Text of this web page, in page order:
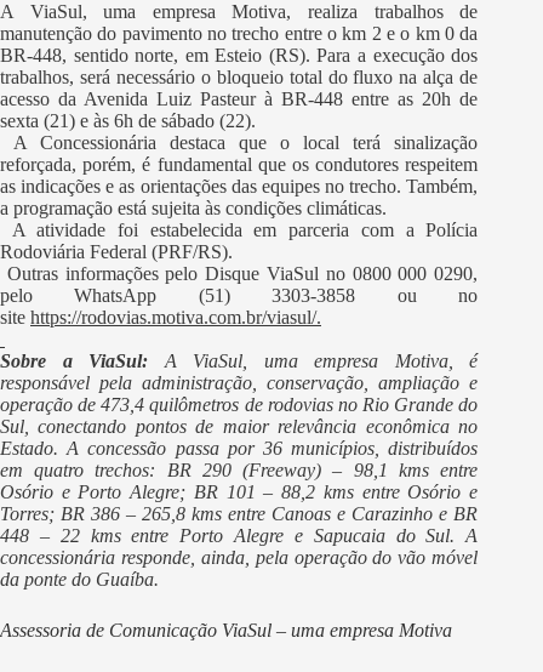
A ViaSul, uma empresa Motiva, realiza trabalhos de
manutenção do pavimento no trecho entre o km 2 e o km 0 da
BR-448, sentido norte, em Esteio (RS). Para a execução dos
trabalhos, será necessário o bloqueio total do fluxo na alça de
acesso da Avenida Luiz Pasteur à BR-448 entre as 20h de
sexta (21) e às 6h de sábado (22).
A Concessionária destaca que o local terá sinalização
reforçada, porém, é fundamental que os condutores respeitem
as indicações e as orientações das equipes no trecho. Também,
a programação está sujeita às condições climáticas.
A atividade foi estabelecida em parceria com a Polícia
Rodoviária Federal (PRF/RS).
Outras informações pelo Disque ViaSul no 0800 000 0290,
pelo WhatsApp (51) 3303-3858 ou no
site https://rodovias.motiva.com.br/viasul/.
Sobre a ViaSul: A ViaSul, uma empresa Motiva, é
responsável pela administração, conservação, ampliação e
operação de 473,4 quilômetros de rodovias no Rio Grande do
Sul, conectando pontos de maior relevância econômica no
Estado. A concessão passa por 36 municípios, distribuídos
em quatro trechos: BR 290 (Freeway) – 98,1 kms entre
Osório e Porto Alegre; BR 101 – 88,2 kms entre Osório e
Torres; BR 386 – 265,8 kms entre Canoas e Carazinho e BR
448 – 22 kms entre Porto Alegre e Sapucaia do Sul. A
concessionária responde, ainda, pela operação do vão móvel
da ponte do Guaíba.
Assessoria de Comunicação ViaSul – uma empresa Motiva